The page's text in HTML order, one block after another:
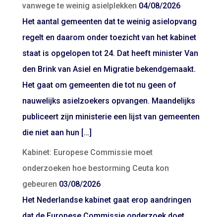
vanwege te weinig asielplekken 04/08/2026
Het aantal gemeenten dat te weinig asielopvang
regelt en daarom onder toezicht van het kabinet
staat is opgelopen tot 24. Dat heeft minister Van
den Brink van Asiel en Migratie bekendgemaakt.
Het gaat om gemeenten die tot nu geen of
nauwelijks asielzoekers opvangen. Maandelijks
publiceert zijn ministerie een lijst van gemeenten
die niet aan hun […]
Kabinet: Europese Commissie moet
onderzoeken hoe bestorming Ceuta kon
gebeuren 03/08/2026
Het Nederlandse kabinet gaat erop aandringen